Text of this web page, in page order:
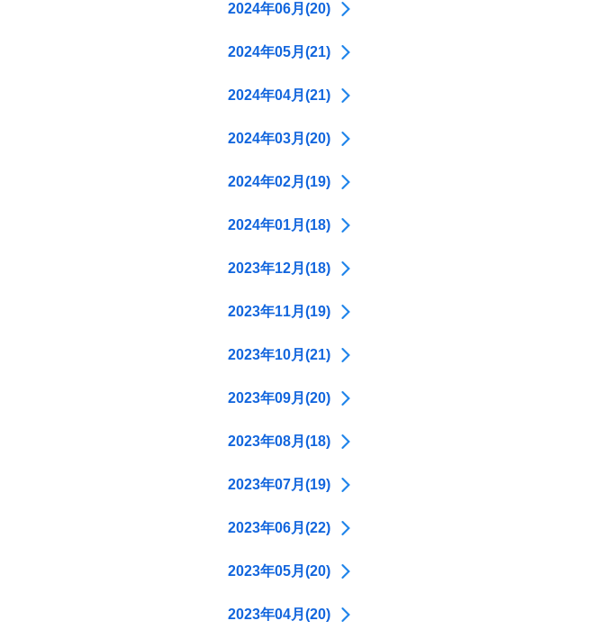
2024年06月(20)
2024年05月(21)
2024年04月(21)
2024年03月(20)
2024年02月(19)
2024年01月(18)
2023年12月(18)
2023年11月(19)
2023年10月(21)
2023年09月(20)
2023年08月(18)
2023年07月(19)
2023年06月(22)
2023年05月(20)
2023年04月(20)